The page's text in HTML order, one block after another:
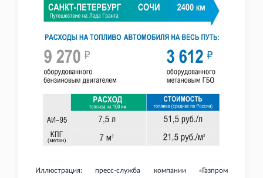
Иллюстрация: пресс-служба компании «Газпром